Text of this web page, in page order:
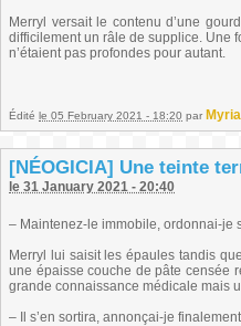
Merryl versait le contenu d’une
difficilement un râle de supplice. Une
n’étaient pas profondes pour autant.
Édité le 05 February 2021 - 18:20 par
[NÉOGICIA] Une teinte
le 31 January 2021 - 20:40
– Maintenez-le immobile, ordonnai-je
Merryl lui saisit les épaules tandis
une épaisse couche de pâte censée
grande connaissance médicale mais
– Il s’en sortira, annonçai-je